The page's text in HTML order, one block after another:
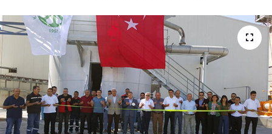
Pankobirlik
Et fiyatları
Tarım Bilgisi
Yetiştirici Soruyor